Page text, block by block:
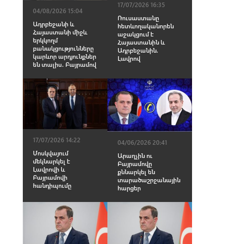
04/08/2026 15:04
Ադրբեջանի և
Հայաստանի միջև
երկկողմ
բանակցությունները
կարևոր արդյունքներ
են տալիս․ Բայրամով
17/07/2026 16:35
Ռուսաստանը
հետևողականորեն
աջակցում է
Հայաստանին և
Ադրբեջանին.
Լավրով
17/07/2026 14:22
Մոսկվայում
մեկնարկել է
Լավրովի և
Բայրամովի
հանդիպումը
04/06/2026 20:41
Արաղչին ու
Բայրամովը
քննարկել են
տարածաշրջանային
հարցեր